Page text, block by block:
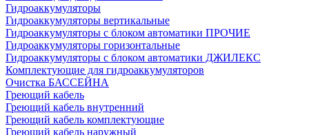
Гидроаккумуляторы
Гидроаккумуляторы вертикальные
Гидроаккумуляторы с блоком автоматики ПРОЧИЕ
Гидроаккумуляторы горизонтальные
Гидроаккумуляторы с блоком автоматики ДЖИЛЕКС
Комплектующие для гидроаккумуляторов
Очистка БАССЕЙНА
Греющий кабель
Греющий кабель внутренний
Греющий кабель комплектующие
Греющий кабель наружный